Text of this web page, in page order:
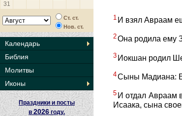
31
Ст. ст.
Нов. ст.
Календарь
Библия
Молитвы
Иконы
Праздники и посты
в2026 году.
1 И взял Авраам
2Она родила ему
3 Иокшан родил
4Сыны Мадиана:
5 И отдал Авраам
Исаака, сына